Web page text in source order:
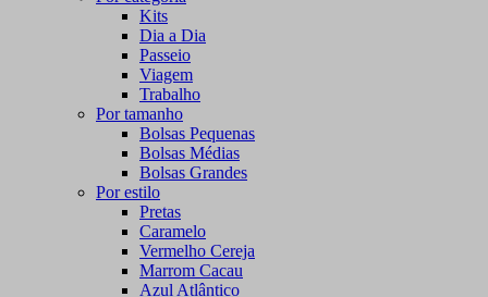
Kits
Dia a Dia
Passeio
Viagem
Trabalho
Por tamanho
Bolsas Pequenas
Bolsas Médias
Bolsas Grandes
Por estilo
Pretas
Caramelo
Vermelho Cereja
Marrom Cacau
Azul Atlântico